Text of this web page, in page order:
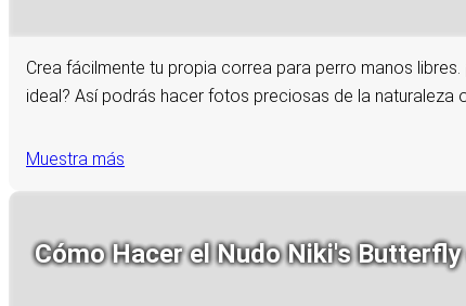
Crea fácilmente tu propia correa para perro manos
ideal? Así podrás hacer fotos preciosas de la naturaleza
Muestra más
Cómo Hacer el Nudo Niki's